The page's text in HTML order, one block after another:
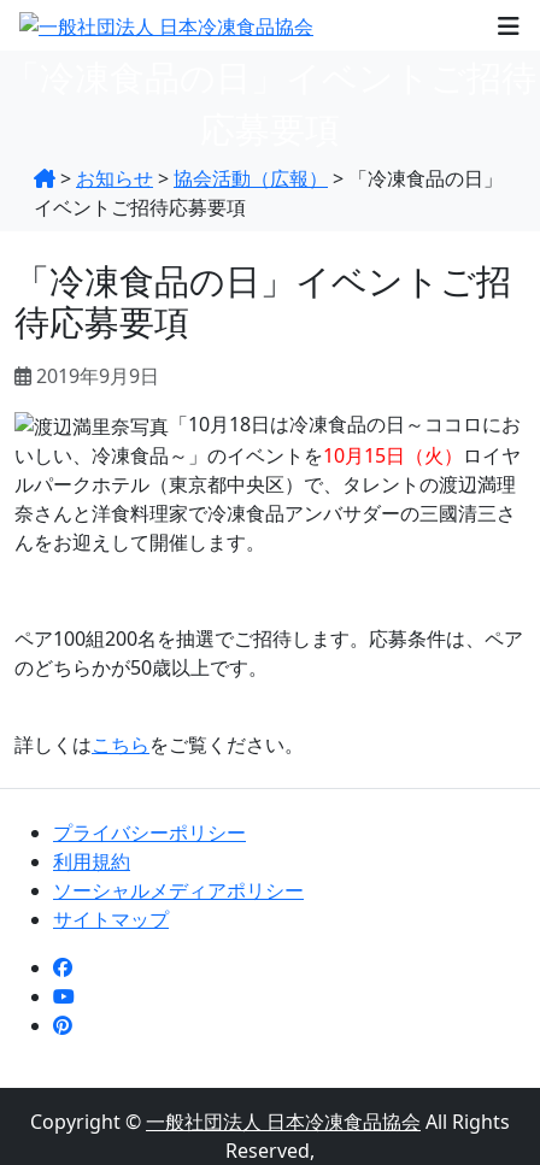
> お知らせ>協会活動（広報） > 「冷凍食品の日」
イベントご招待応募要項
「冷凍食品の日」イベントご招
待応募要項
2019年9月9日
「10月18日は冷凍食品の日～ココロにお
いしい、冷凍食品～」のイベントを10月15日（火） ロイヤ
ルパークホテル（東京都中央区）で、タレントの渡辺満理
奈さんと洋食料理家で冷凍食品アンバサダーの三國清三さ
んをお迎えして開催します。
ペア100組200名を抽選でご招待します。応募条件は、ペア
のどちらかが50歳以上です。
詳しくはこちらをご覧ください。
プライバシーポリシー
利用規約
ソーシャルメディアポリシー
サイトマップ
Copyright ©一般社団法人 日本冷凍食品協会 All Rights
Reserved,